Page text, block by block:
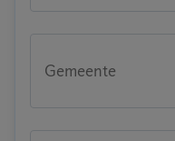
Gemeente